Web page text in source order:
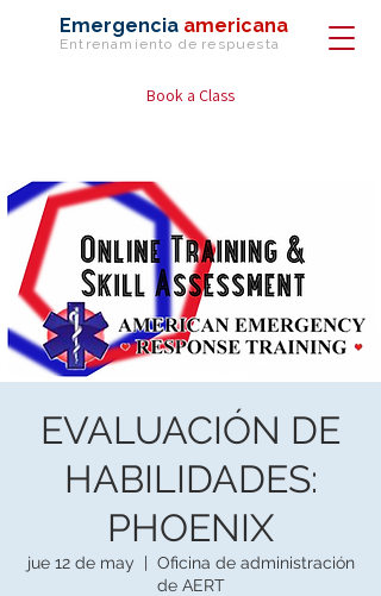
Emergencia americana
Entrenamiento de respuesta
Book a Class
EVALUACIÓN DE
HABILIDADES:
PHOENIX
jue 12 de may
  |
Oficina de administración
de AERT